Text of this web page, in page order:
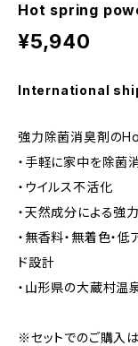
Hot spring
¥5,940
International
強力除菌消臭剤の
・手軽に家中を除菌
・ウイルス不活化
・天然成分による強
・無香料・無着色・
ド設計
・山形県の大蔵村温
※セットでのご購入